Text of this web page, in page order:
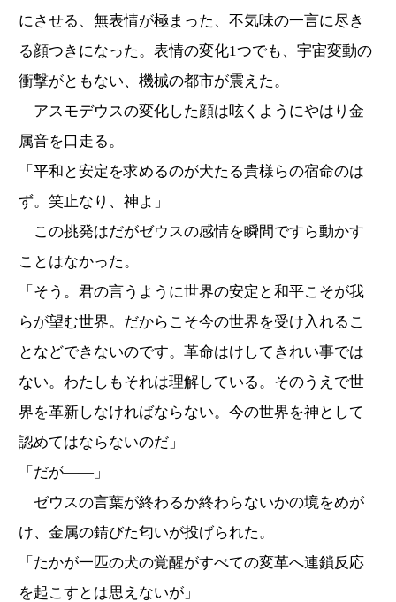
にさせる、無表情が極まった、不気味の一言に尽き
る顔つきになった。表情の変化1つでも、宇宙変動の
衝撃がともない、機械の都市が震えた。
アスモデウスの変化した顔は呟くようにやはり金
属音を口走る。
「平和と安定を求めるのが犬たる貴様らの宿命のは
ず。笑止なり、神よ」
この挑発はだがゼウスの感情を瞬間ですら動かす
ことはなかった。
「そう。君の言うように世界の安定と和平こそが我
らが望む世界。だからこそ今の世界を受け入れるこ
となどできないのです。革命はけしてきれい事では
ない。わたしもそれは理解している。そのうえで世
界を革新しなければならない。今の世界を神として
認めてはならないのだ」
「だが――」
ゼウスの言葉が終わるか終わらないかの境をめが
け、金属の錆びた匂いが投げられた。
「たかが一匹の犬の覚醒がすべての変革へ連鎖反応
を起こすとは思えないが」